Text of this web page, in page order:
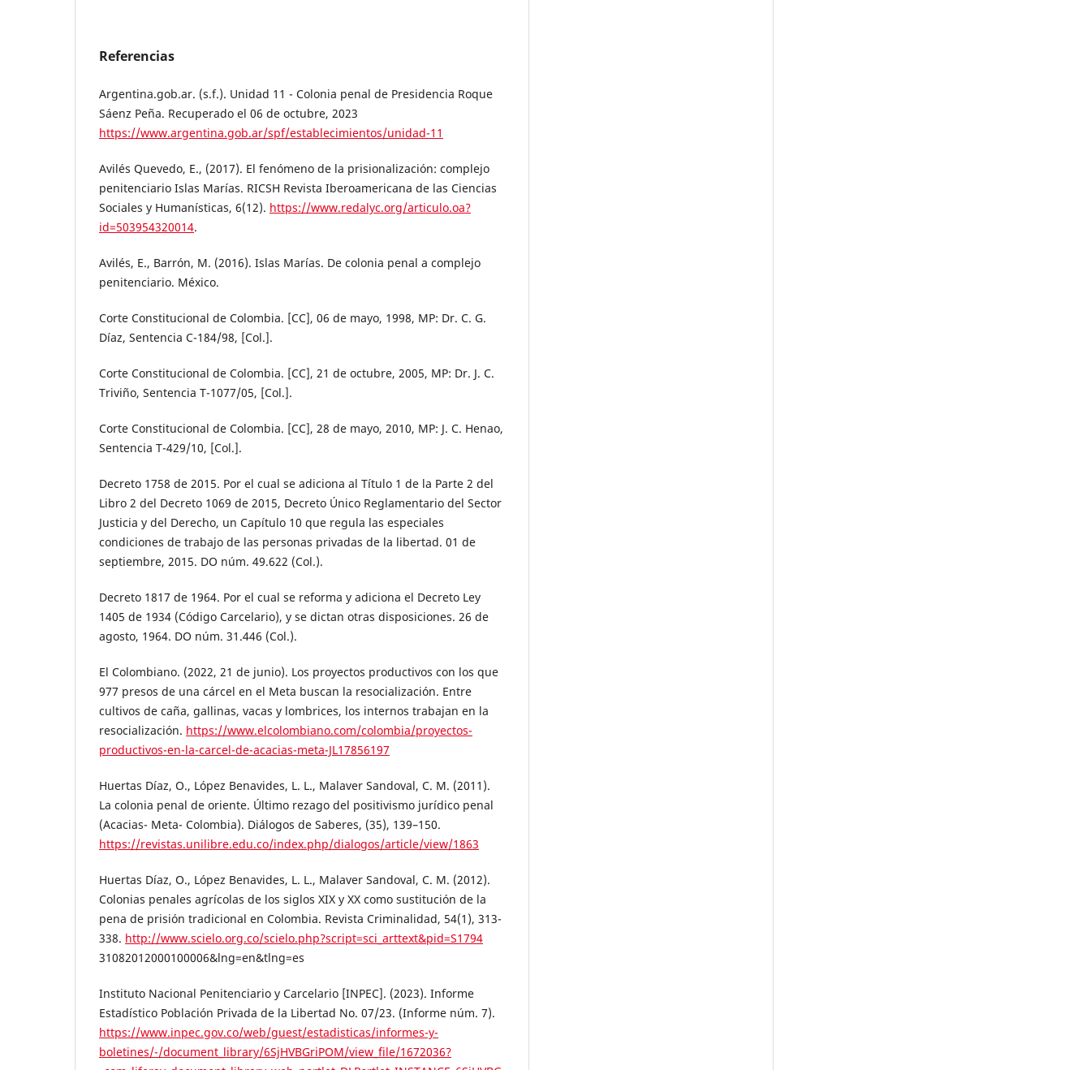
Referencias
Argentina.gob.ar. (s.f.). Unidad 11 - Colonia penal de Presidencia Roque
Sáenz Peña. Recuperado el 06 de octubre, 2023
https://www.argentina.gob.ar/spf/establecimientos/unidad-11
Avilés Quevedo, E., (2017). El fenómeno de la prisionalización: complejo
penitenciario Islas Marías. RICSH Revista Iberoamericana de las Ciencias
Sociales y Humanísticas, 6(12). https://www.redalyc.org/articulo.oa?
id=503954320014.
Avilés, E., Barrón, M. (2016). Islas Marías. De colonia penal a complejo
penitenciario. México.
Corte Constitucional de Colombia. [CC], 06 de mayo, 1998, MP: Dr. C. G.
Díaz, Sentencia C-184/98, [Col.].
Corte Constitucional de Colombia. [CC], 21 de octubre, 2005, MP: Dr. J. C.
Triviño, Sentencia T-1077/05, [Col.].
Corte Constitucional de Colombia. [CC], 28 de mayo, 2010, MP: J. C. Henao,
Sentencia T-429/10, [Col.].
Decreto 1758 de 2015. Por el cual se adiciona al Título 1 de la Parte 2 del
Libro 2 del Decreto 1069 de 2015, Decreto Único Reglamentario del Sector
Justicia y del Derecho, un Capítulo 10 que regula las especiales
condiciones de trabajo de las personas privadas de la libertad. 01 de
septiembre, 2015. DO núm. 49.622 (Col.).
Decreto 1817 de 1964. Por el cual se reforma y adiciona el Decreto Ley
1405 de 1934 (Código Carcelario), y se dictan otras disposiciones. 26 de
agosto, 1964. DO núm. 31.446 (Col.).
El Colombiano. (2022, 21 de junio). Los proyectos productivos con los que
977 presos de una cárcel en el Meta buscan la resocialización. Entre
cultivos de caña, gallinas, vacas y lombrices, los internos trabajan en la
resocialización. https://www.elcolombiano.com/colombia/proyectos-
productivos-en-la-carcel-de-acacias-meta-JL17856197
Huertas Díaz, O., López Benavides, L. L., Malaver Sandoval, C. M. (2011).
La colonia penal de oriente. Último rezago del positivismo jurídico penal
(Acacias- Meta- Colombia). Diálogos de Saberes, (35), 139–150.
https://revistas.unilibre.edu.co/index.php/dialogos/article/view/1863
Huertas Díaz, O., López Benavides, L. L., Malaver Sandoval, C. M. (2012).
Colonias penales agrícolas de los siglos XIX y XX como sustitución de la
pena de prisión tradicional en Colombia. Revista Criminalidad, 54(1), 313-
338. http://www.scielo.org.co/scielo.php?script=sci_arttext&pid=S1794
31082012000100006&lng=en&tlng=es
Instituto Nacional Penitenciario y Carcelario [INPEC]. (2023). Informe
Estadístico Población Privada de la Libertad No. 07/23. (Informe núm. 7).
https://www.inpec.gov.co/web/guest/estadisticas/informes-y-
boletines/-/document_library/6SjHVBGriPOM/view_file/1672036?